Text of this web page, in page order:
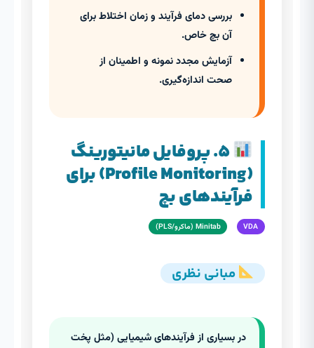
بررسی دمای فرآیند و زمان اختلاط برای
آن بچ خاص.
آزمایش مجدد نمونه و اطمینان از
صحت اندازه‌گیری.
۵. پروفایل مانیتورینگ
(Profile Monitoring) برای
فرآیندهای بچ
VDA Minitab (ماکرو/PLS)
مبانی نظری
در بسیاری از فرآیندهای شیمیایی (مثل پخت